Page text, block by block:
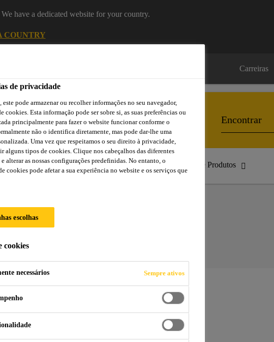
have a dedicated website for your country.
COUNTRY
Carreiras
Técnico Indústria Centro de Downloads Catálogo de Produtos
de privacidade
pode armazenar ou recolher informações no seu navegador,
cookies. Esta informação pode ser sobre si, as suas preferências ou
principalmente para fazer o website funcionar conforme o
não o identifica diretamente, mas pode dar-lhe uma
Uma vez que respeitamos o seu direito à privacidade,
alguns tipos de cookies. Clique nos cabeçalhos das diferentes
alterar as nossas configurações predefinidas. No entanto, o
cookies pode afetar a sua experiência no website e os serviços que
escolhas
cookies
necessários Sempre ativos